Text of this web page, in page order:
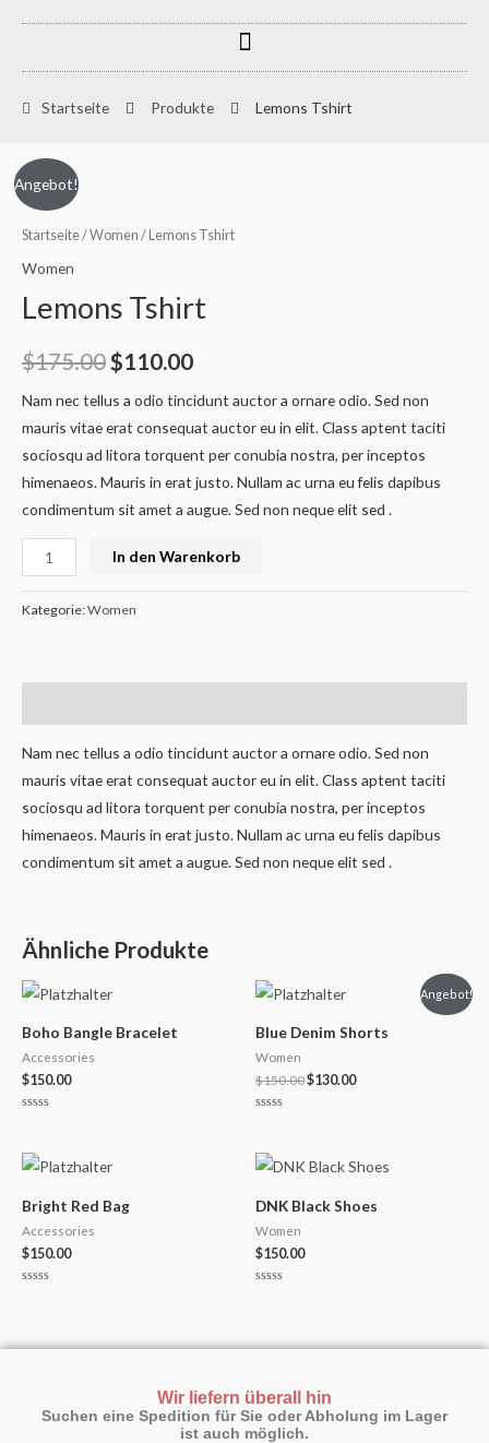
springen
Menu
Startseite Produkte Lemons Tshirt
Angebot!
Startseite/Women / Lemons Tshirt
Women
Lemons Tshirt
$175.00
Preis
$175.00
$110.00
Preis
$110.00.
Nam nec tellus a odio tincidunt auctor a ornare odio. Sed non
mauris vitae erat consequat auctor eu in elit. Class aptent taciti
sociosqu ad litora torquent per conubia nostra, per inceptos
himenaeos. Mauris in erat justo. Nullam ac urna eu felis dapibus
condimentum sit amet a augue. Sed non neque elit sed .
Lemons
Tshirt
Menge
In den Warenkorb
Kategorie:Women
Nam nec tellus a odio tincidunt auctor a ornare odio. Sed non
mauris vitae erat consequat auctor eu in elit. Class aptent taciti
sociosqu ad litora torquent per conubia nostra, per inceptos
himenaeos. Mauris in erat justo. Nullam ac urna eu felis dapibus
condimentum sit amet a augue. Sed non neque elit sed .
Ähnliche Produkte
Boho Bangle Bracelet
Accessories
$150.00
von
5
Angebot!
Blue Denim Shorts
Women
$150.00
Ursprünglicher
Preis
$150.00
$130.00
$130.00.
von
5
Bright Red Bag
Accessories
$150.00
5
DNK Black Shoes
Women
$150.00
5
Wir liefern überall hin
Suchen eine Spedition für Sie oder Abholung im Lager
ist auch möglich.